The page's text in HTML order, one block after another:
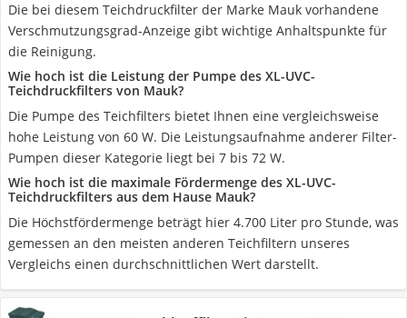
Die bei diesem Teichdruckfilter der Marke Mauk vorhandene
Verschmutzungsgrad-Anzeige gibt wichtige Anhaltspunkte für
die Reinigung.
Wie hoch ist die Leistung der Pumpe des XL-UVC-
Teichdruckfilters von Mauk?
Die Pumpe des Teichfilters bietet Ihnen eine vergleichsweise
hohe Leistung von 60 W. Die Leistungsaufnahme anderer Filter-
Pumpen dieser Kategorie liegt bei 7 bis 72 W.
Wie hoch ist die maximale Fördermenge des XL-UVC-
Teichdruckfilters aus dem Hause Mauk?
Die Höchstfördermenge beträgt hier 4.700 Liter pro Stunde, was
gemessen an den meisten anderen Teichfiltern unseres
Vergleichs einen durchschnittlichen Wert darstellt.